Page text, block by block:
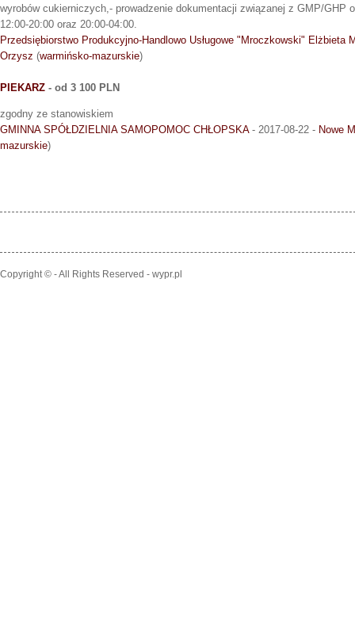
wyrobów cukierniczych,- prowadzenie dokumentacji związanej z GMP/GHP
12:00-20:00 oraz 20:00-04:00.
Przedsiębiorstwo Produkcyjno-Handlowo Usługowe "Mroczkowski" Elżbieta
Orzysz (warmińsko-mazurskie)
PIEKARZ - od 3 100 PLN
zgodny ze stanowiskiem
GMINNA SPÓŁDZIELNIA SAMOPOMOC CHŁOPSKA- 2017-08-22 - Nowe
mazurskie)
Copyright © - All Rights Reserved - wypr.pl